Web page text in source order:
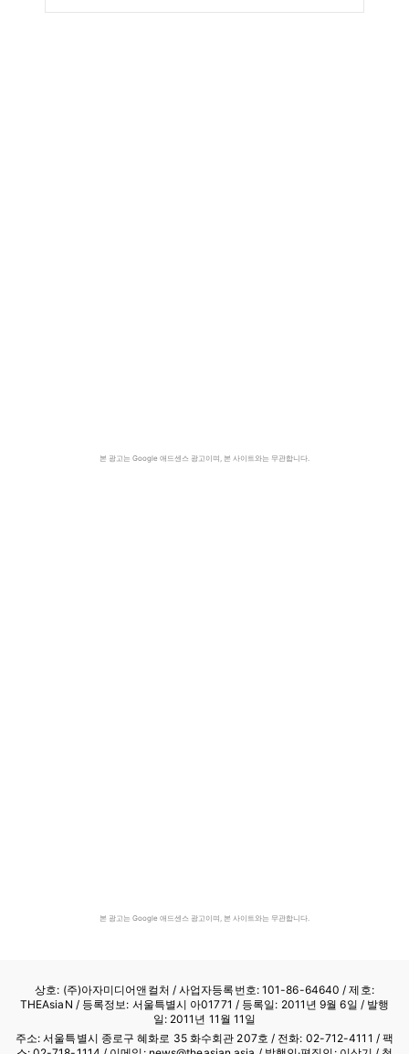
본 광고는 Google 애드센스 광고이며, 본 사이트와는 무관합니다.
본 광고는 Google 애드센스 광고이며, 본 사이트와는 무관합니다.
상호: (주)아자미디어앤컬처 /사업자등록번호: 101-86-64640 / 제호:
THEAsiaN / 등록정보: 서울특별시 아01771 / 등록일: 2011년 9월 6일 / 발행
일: 2011년 11월 11일
주소: 서울특별시 종로구 혜화로 35 화수회관 207호 / 전화: 02-712-4111 / 팩